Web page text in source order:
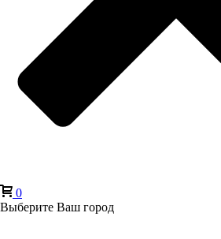
0
Выберите Ваш город